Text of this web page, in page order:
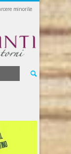
minorile